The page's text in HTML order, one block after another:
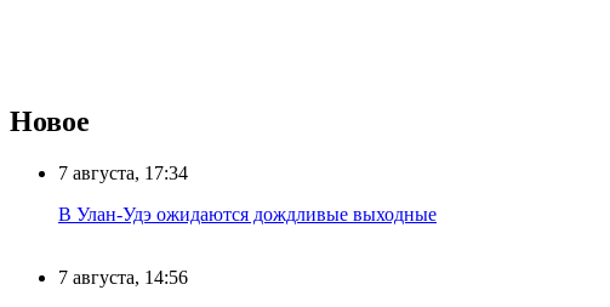
Новое
7 августа, 17:34
В Улан-Удэ ожидаются дождливые выходные
7 августа, 14:56